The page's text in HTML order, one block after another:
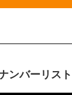
ンバーリスト